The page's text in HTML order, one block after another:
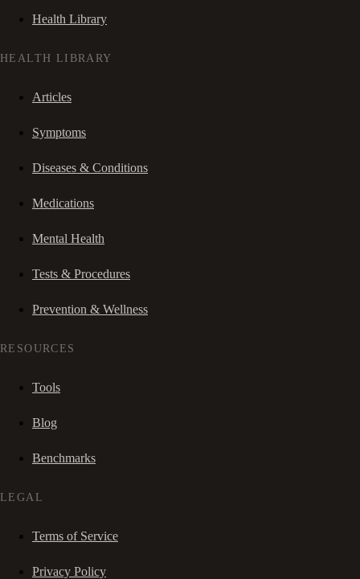
Health Library
HEALTH LIBRARY
Articles
Symptoms
Diseases & Conditions
Medications
Mental Health
Tests & Procedures
Prevention & Wellness
RESOURCES
Tools
Blog
Benchmarks
LEGAL
Terms of Service
Privacy Policy